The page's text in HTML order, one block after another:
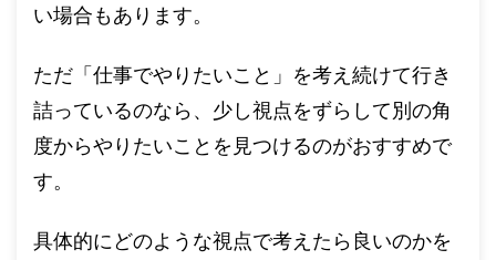
い場合もあります。
ただ「仕事でやりたいこと」を考え続けて行き
詰っているのなら、少し視点をずらして別の角
度からやりたいことを見つけるのがおすすめで
す。
具体的にどのような視点で考えたら良いのかを